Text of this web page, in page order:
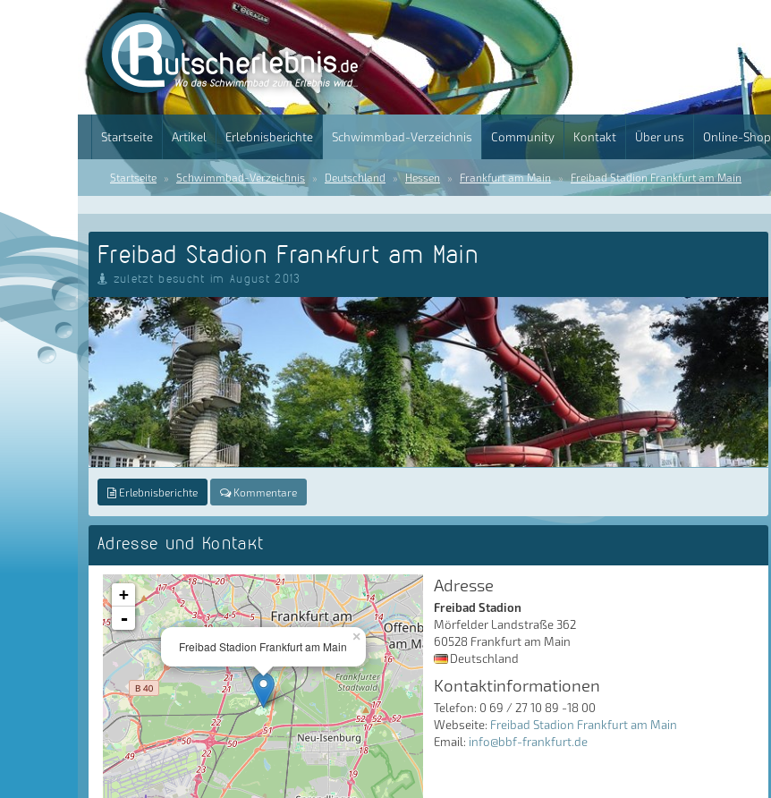
Startseite Artikel Erlebnisberichte Schwimmbad-Verzeichnis Community Kontakt Über uns Online-Shop
Startseite Schwimmbad-Verzeichnis Deutschland Hessen Frankfurt am Main Freibad Stadion Frankfurt am Main
Freibad Stadion Frankfurt am Main
zuletzt besucht im August 2013
Erlebnisberichte Kommentare
Adresse und Kontakt
×
Freibad Stadion Frankfurt am Main
+
-
Adresse
Freibad Stadion
Mörfelder Landstraße 362
60528 Frankfurt am Main
Deutschland
Kontaktinformationen
Telefon: 0 69 / 27 10 89 -18 00
Webseite: Freibad Stadion Frankfurt am Main
Email: info@bbf-frankfurt.de